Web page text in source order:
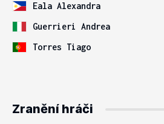
Eala Alexandra
Guerrieri Andrea
Torres Tiago
Zranění hráči